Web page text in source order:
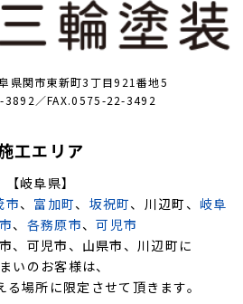
県関市東新町3丁目921番地5
3892／FAX.0575-22-3492
工エリア
【岐阜県】
市、 富加町、 坂祝町、川辺町、 岐阜
、 各務原市、可児市
、可児市、山県市、川辺町に
いのお客様は、
場所に限定させて頂きます。